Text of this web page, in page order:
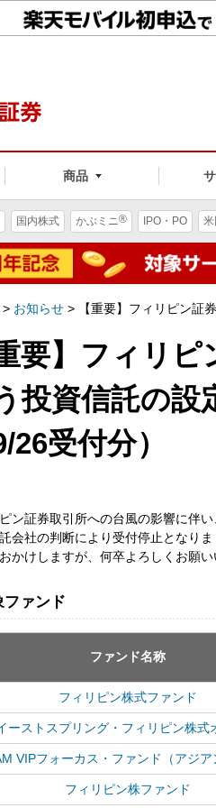
商品
国内株式 かぶミニ® IPO・PO
> お知らせ > 【重要】フィリピン証
重要】フィリ
投資信託の設
26受付分）
ン証券取引所への台風の影響に伴
会社の判断により受付停止となり
かけしますが、何卒よろしくお願
ファンド
ファンド名称
フィリピン株式ファンド
ーストスプリング・フィリピン株式
VIPフォーカス・ファンド（アジア
フィリピン株ファンド